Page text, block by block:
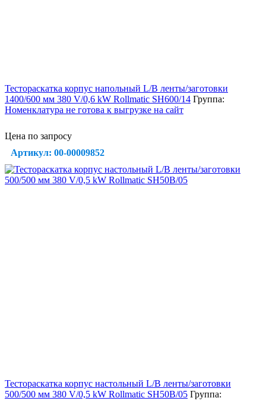
Тестораскатка корпус напольный L/B ленты/заготовки
1400/600 мм 380 V/0,6 kW Rollmatic SH600/14 Группа:
Номенклатура не готова к выгрузке на сайт
Цена по запросу
Артикул: 00-00009852
Тестораскатка корпус настольный L/B ленты/заготовки
500/500 мм 380 V/0,5 kW Rollmatic SH50В/05 Группа: